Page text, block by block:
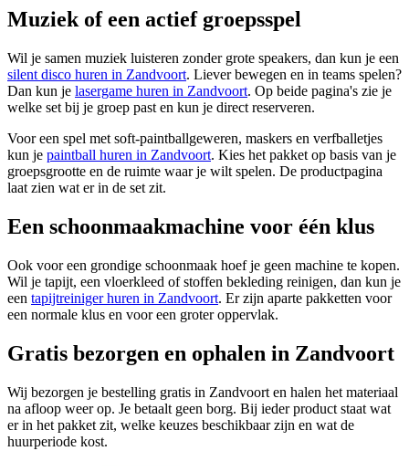
Muziek of een actief groepsspel
Wil je samen muziek luisteren zonder grote speakers, dan kun je een
silent disco huren in Zandvoort. Liever bewegen en in teams spelen?
Dan kun je lasergame huren in Zandvoort. Op beide pagina's zie je
welke set bij je groep past en kun je direct reserveren.
Voor een spel met soft-paintballgeweren, maskers en verfballetjes
kun je paintball huren in Zandvoort. Kies het pakket op basis van je
groepsgrootte en de ruimte waar je wilt spelen. De productpagina
laat zien wat er in de set zit.
Een schoonmaakmachine voor één klus
Ook voor een grondige schoonmaak hoef je geen machine te kopen.
Wil je tapijt, een vloerkleed of stoffen bekleding reinigen, dan kun je
een tapijtreiniger huren in Zandvoort. Er zijn aparte pakketten voor
een normale klus en voor een groter oppervlak.
Gratis bezorgen en ophalen in Zandvoort
Wij bezorgen je bestelling gratis in Zandvoort en halen het materiaal
na afloop weer op. Je betaalt geen borg. Bij ieder product staat wat
er in het pakket zit, welke keuzes beschikbaar zijn en wat de
huurperiode kost.